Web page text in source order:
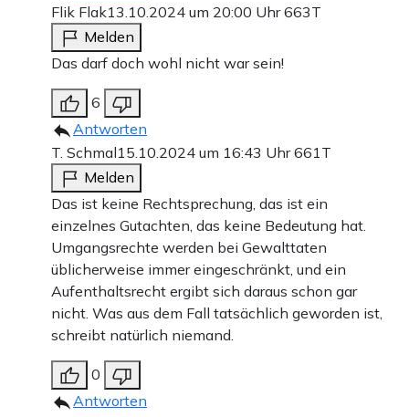
Flik Flak13.10.2024 um 20:00 Uhr663T
Melden
Das darf doch wohl nicht war sein!
6
Antworten
T. Schmal15.10.2024 um 16:43 Uhr661T
Melden
Das ist keine Rechtsprechung, das ist ein
einzelnes Gutachten, das keine Bedeutung hat.
Umgangsrechte werden bei Gewalttaten
üblicherweise immer eingeschränkt, und ein
Aufenthaltsrecht ergibt sich daraus schon gar
nicht. Was aus dem Fall tatsächlich geworden ist,
schreibt natürlich niemand.
0
Antworten